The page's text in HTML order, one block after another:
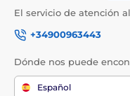
El servicio de atención
+34900963443
Dónde nos puede
Español